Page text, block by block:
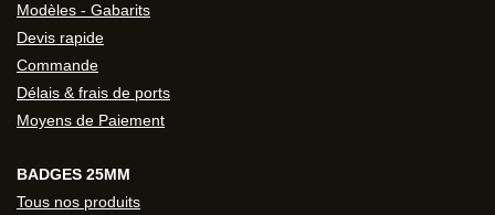
Modèles - Gabarits
Devis rapide
Commande
Délais & frais de ports
Moyens de Paiement
BADGES 25MM
Tous nos produits